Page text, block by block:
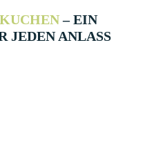
– EIN
JEDEN ANLASS